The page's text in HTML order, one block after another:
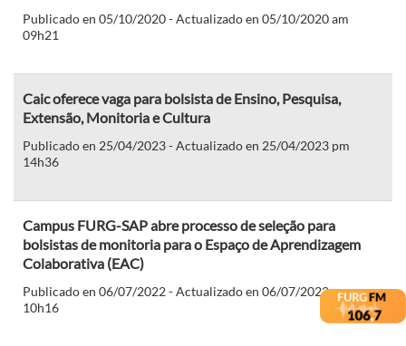
Publicado en 05/10/2020 - Actualizado en 05/10/2020 am
09h21
Caic oferece vaga para bolsista de Ensino, Pesquisa,
Extensão, Monitoria e Cultura
Publicado en 25/04/2023 - Actualizado en 25/04/2023 pm
14h36
Campus FURG-SAP abre processo de seleção para
bolsistas de monitoria para o Espaço de Aprendizagem
Colaborativa (EAC)
Publicado en 06/07/2022 - Actualizado en 06/07/2022 am
10h16